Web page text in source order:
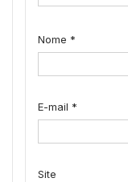
Nome *
E-mail *
Site